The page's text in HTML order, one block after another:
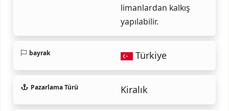
limanlardan kalkış
yapılabilir.
bayrak Türkiye
Pazarlama Türü Kiralık